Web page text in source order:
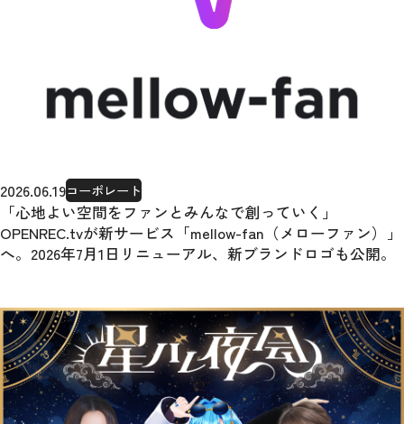
2026.06.19コーポレート
「心地よい空間をファンとみんなで創っていく」
OPENREC.tvが新サービス「mellow-fan（メローファン）」
へ。2026年7月1日リニューアル、新ブランドロゴも公開。